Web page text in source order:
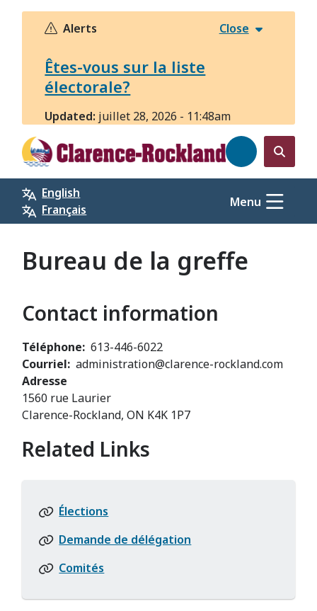
Aller
principal
Alerts Close
Êtes-vous sur la liste
électorale?
Updated: juillet 28, 2026 - 11:48am
Open
the
search
form
English
Français
Menu
Bureau de la greffe
Contact information
Téléphone
613-446-6022
Courriel
administration@clarence-rockland.com
Adresse
1560 rue Laurier
Clarence-Rockland, ON K4K 1P7
Related Links
Élections
Demande de délégation
Comités